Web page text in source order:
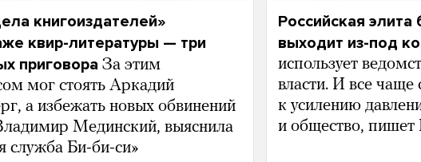
книгоиздателей»
квир-литературы — три
приговора За этим
мог стоять Аркадий
а избежать новых обвинений
Мединский, выяснила
служба Би-би-си»
Российская
выходит из-под
использует
власти. И все чаще
к усилению
и общество, пишет